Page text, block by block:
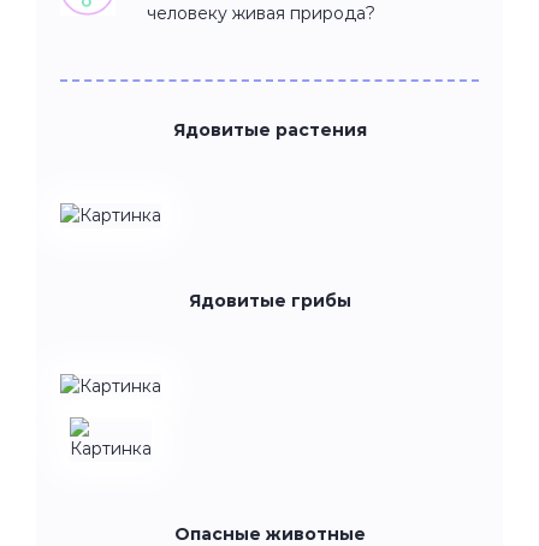
человеку живая природа?
Ядовитые растения
Ядовитые грибы
Опасные животные